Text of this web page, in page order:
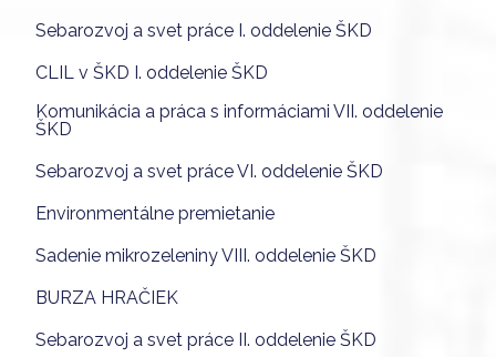
Sebarozvoj a svet práce I. oddelenie ŠKD
CLIL v ŠKD I. oddelenie ŠKD
Komunikácia a práca s informáciami VII. oddelenie
ŠKD
Sebarozvoj a svet práce VI. oddelenie ŠKD
Environmentálne premietanie
Sadenie mikrozeleniny VIII. oddelenie ŠKD
BURZA HRAČIEK
Sebarozvoj a svet práce II. oddelenie ŠKD